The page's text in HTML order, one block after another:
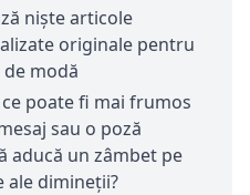
niște articole
originale pentru
modă
poate fi mai frumos
sau o poză
aducă un zâmbet pe
ale dimineții?